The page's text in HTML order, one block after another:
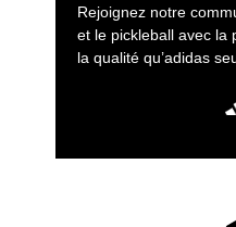
Rejoignez notre
et le pickleball avec la
la qualité qu’adidas